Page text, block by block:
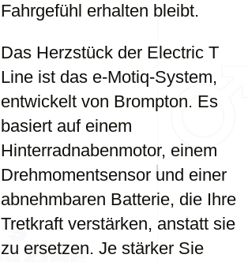
Fahrgefühl erhalten bleibt.
Das Herzstück der Electric T
Line ist das e-Motiq-System,
entwickelt von Brompton. Es
basiert auf einem
Hinterradnabenmotor, einem
Drehmomentsensor und einer
abnehmbaren Batterie, die Ihre
Tretkraft verstärken, anstatt sie
zu ersetzen. Je stärker Sie